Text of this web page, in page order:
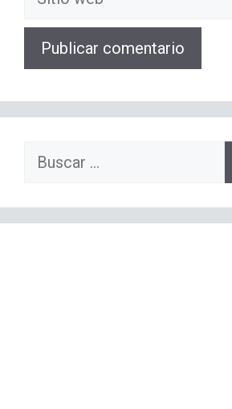
Buscar: